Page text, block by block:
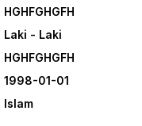
HGHFGHGFH
Laki - Laki
HGHFGHGFH
1998-01-01
Islam